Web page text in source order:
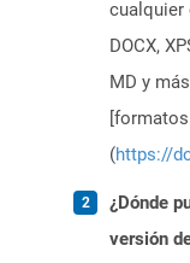
cualquier
DOCX,
MD y
(https://
¿Dónde
versión